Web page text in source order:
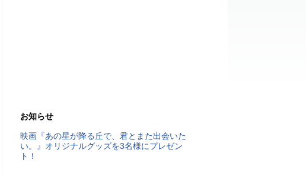
お知らせ
映画『あの星が降る丘で、君とまた出会いた
い。』オリジナルグッズを3名様にプレゼン
ト！